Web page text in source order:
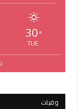
30 °
TUE
وفيات